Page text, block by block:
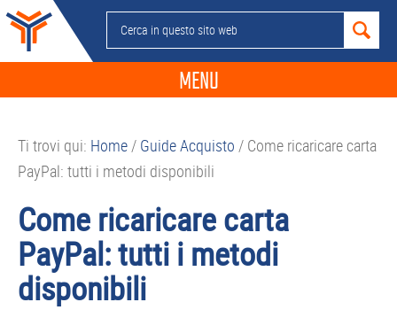
Passa
alla
navigazione
Passa
contenuto
Passa
alla
barra
Passa
piè
Cerca
in
sito
MENU
GUIDE ACQUISTO
SMARTPHONE
Ti trovi qui: Home/ Guide Acquisto / Come ricaricare carta
PayPal: tutti i metodi disponibili
Come ricaricare carta
PayPal: tutti i metodi
disponibili